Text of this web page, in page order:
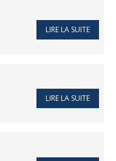
LIRE LA SUITE
LIRE LA SUITE